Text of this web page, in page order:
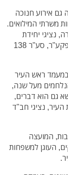
גם אירוע חנוכה
משרתי המילואים.
נציגי יחידת
הסוסים, יחידת הכלבנים, יחידת הפרשים, נציגי פקע"ר, סע"ר 138
ראש העיר
מעל שנה,
גם הוא דברים,
נציגי חב"ד
המועצה
העוגן למשפחות